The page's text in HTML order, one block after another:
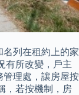
列在租約上的家
有所改變，戶主
管理處，讓房屋按
，若按機制，房